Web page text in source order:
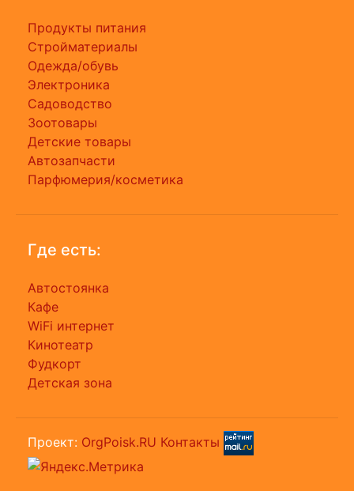
Продукты питания
Стройматериалы
Одежда/обувь
Электроника
Садоводство
Зоотовары
Детские товары
Автозапчасти
Парфюмерия/косметика
Где есть:
Автостоянка
Кафе
WiFi интернет
Кинотеатр
Фудкорт
Детская зона
Проект: OrgPoisk.RU Контакты